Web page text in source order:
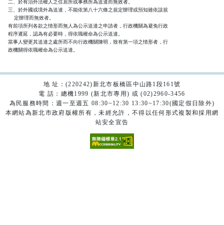
二、於有治外法權人之住居所或事務所為送達而無效者。
三、於外國或境外為送達，不能依第八十六條之規定辦理或預知雖依該規
    定辦理而無效者。
有前項所列各款之情形而無人為公示送達之申請者，行政機關為避免行政
程序遲延，認為有必要時，得依職權命為公示送達。
當事人變更其送達之處所而不向行政機關陳明，致有第一項之情形者，行
政機關得依職權命為公示送達。
地 址：(220242)新北市板橋區中山路1段161號
電 話：總機1999 (新北市專用) 或 (02)2960-3456
為民服務時間：週一至週五 08:30~12:30 13:30~17:30(國定假日除外)
本網站為新北市政府版權所有，未經允許，不得以任何形式複製和採用網
站安全宣告